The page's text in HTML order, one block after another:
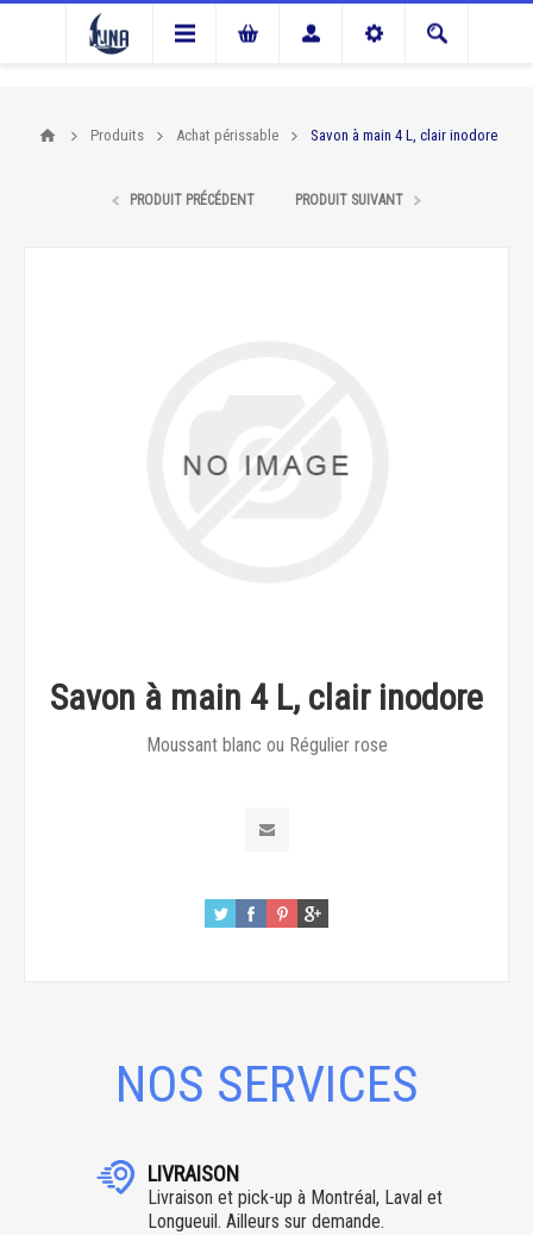
Produits Achat périssable Savon à main 4 L, clair inodore
PRODUIT PRÉCÉDENT PRODUIT SUIVANT
Savon à main 4 L, clair inodore
Moussant blanc ou Régulier rose
NOS SERVICES
LIVRAISON
Livraison et pick-up à Montréal, Laval et
Longueuil. Ailleurs sur demande.